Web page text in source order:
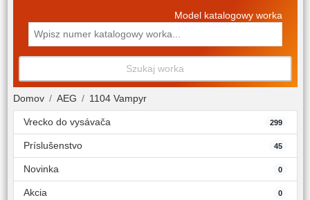
Model katalogowy worka
Szukaj worka
Domov AEG 1104 Vampyr
Vrecko do vysávača 299
Príslušenstvo 45
Novinka 0
Akcia 0